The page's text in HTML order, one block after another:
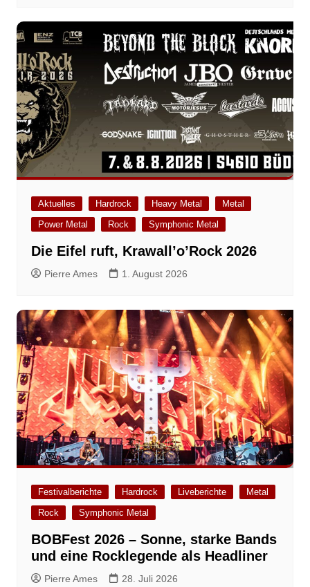
Aktuelles Hardrock Heavy Metal
Metal
Power Metal
Rock Symphonic Metal
Die Eifel ruft, Krawall’o’Rock 2026
Pierre Ames 1. August 2026
Festivalberichte Hardrock Liveberichte
Metal
Rock
Symphonic Metal
BOBFest 2026 – Sonne, starke Bands
und eine Rocklegende als Headliner
Pierre Ames 28. Juli 2026